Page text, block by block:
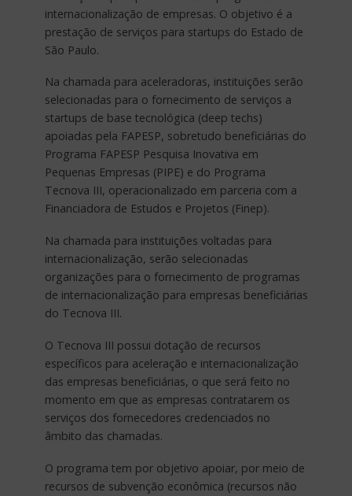
internacionalização de empresas. O objetivo é a
prestação de serviços para startups do Estado de
São Paulo.
Na chamada para aceleradoras, instituições serão
selecionadas para o fornecimento de serviços a
startups de base tecnológica (deep techs)
apoiadas pela FAPESP, sobretudo beneficiárias do
Programa FAPESP Pesquisa Inovativa em
Pequenas Empresas (PIPE) e do Programa
Tecnova III, operacionalizado em parceria com a
Financiadora de Estudos e Projetos (Finep).
Na chamada para instituições voltadas para
internacionalização, serão selecionadas
organizações para o fornecimento de programas
de internacionalização para empresas beneficiárias
do Tecnova III.
O Tecnova III possui dotação de recursos
específicos para aceleração e internacionalização
das empresas beneficiárias, o que será feito no
momento em que as empresas contratarem os
serviços dos fornecedores credenciados no
âmbito das chamadas.
O programa tem por objetivo apoiar, por meio de
recursos de subvenção econômica (recursos não